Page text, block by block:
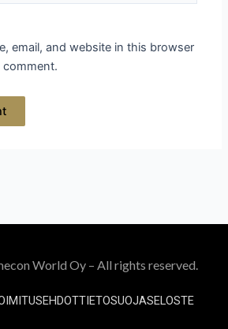
email, and website in this browser
World Oy – All rights reserved.
TIETOSUOJASELOSTE